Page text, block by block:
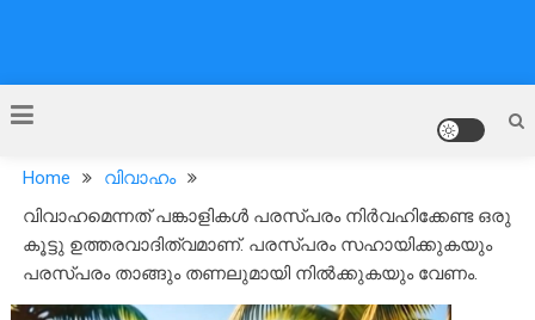
Home
വിവാഹം
വിവാഹമെന്നത് പങ്കാളികൾ പരസ്പരം നിർവഹിക്കേണ്ട ഒരു
കൂട്ടു ഉത്തരവാദിത്വമാണ്. പരസ്പരം സഹായിക്കുകയും
പരസ്പരം താങ്ങും തണലുമായി നിൽക്കുകയും വേണം.